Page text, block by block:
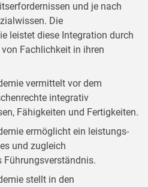
und je nach
Die
leistet diese Integration durch
Fachlichkeit in ihren
vermittelt vor dem
integrativ
Fähigkeiten und Fertigkeiten.
ermöglicht ein leistungs-
und zugleich
Führungsverständnis.
stellt in den